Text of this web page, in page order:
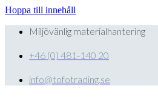
Hoppa till innehåll
Miljövänlig materialhantering
+46 (0) 481-140 20
info@tofotrading.se